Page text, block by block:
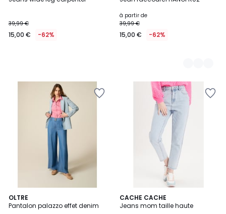
39,99 €
15,00 € -62%
à partir de
39,99 €
15,00 € -62%
Couleurs
OLTRE
Pantalon palazzo effet denim
CACHE CACHE
Jeans mom taille haute
5
/
2
Couleurs